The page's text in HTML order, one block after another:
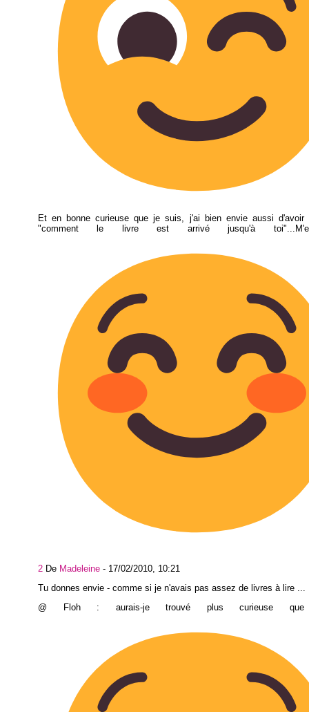
Et en bonne curieuse que je suis, j'ai bien envie aussi d'avoir
"comment le livre est arrivé jusqu'à
2 De Madeleine - 17/02/2010, 10:21
Tu donnes envie - comme si je n'avais pas assez de livres à lire ...
@ Floh : aurais-je trouvé plus curieuse